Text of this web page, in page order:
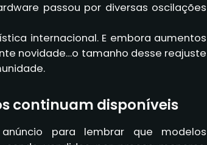
passou por diversas oscilações
internacional. E embora aumentos
novidade…o tamanho desse reajuste
continuam disponíveis
para lembrar que modelos